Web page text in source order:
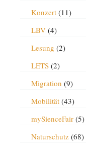
Konzert(11)
LBV(4)
Lesung (2)
LETS(2)
Migration (9)
Mobilität(43)
mySienceFair(5)
Naturschutz(68)